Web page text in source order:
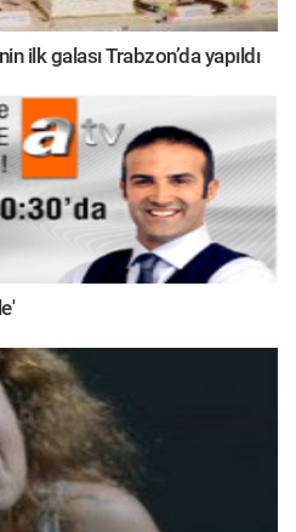
ilk galası Trabzon’da yapıldı